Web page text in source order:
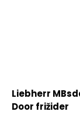
Liebherr
Door frižider